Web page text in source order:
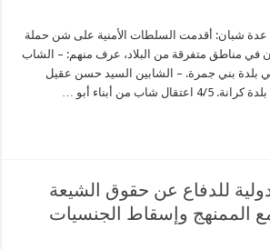
عدة شبان: أقدمت السلطات الأمنية على شن حملة
في مناطق متفرقة من البلاد، عرف منهم: – الشاب
بلدة بني جمرة. – الشابين السيد حسن عقيل
شاب من أبناء أبو …
للدفاع عن حقوق الشيعة
الممنهج وإسقاط الجنسيات